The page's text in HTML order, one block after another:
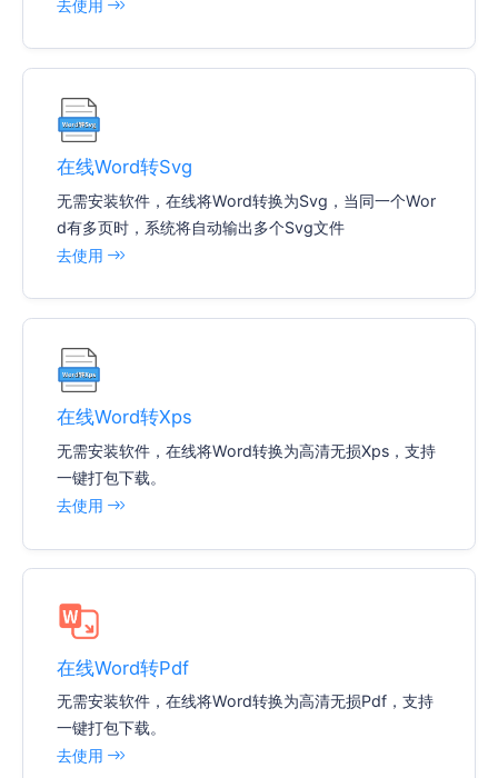
去使用
在线Word转Svg
无需安装软件，在线将Word转换为Svg，当同一个Wor
d有多页时，系统将自动输出多个Svg文件
去使用
在线Word转Xps
无需安装软件，在线将Word转换为高清无损Xps，支持
一键打包下载。
去使用
在线Word转Pdf
无需安装软件，在线将Word转换为高清无损Pdf，支持
一键打包下载。
去使用